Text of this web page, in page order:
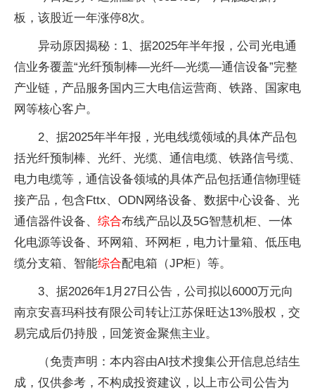
板，该股近一年涨停8次。
异动原因揭秘：1、据2025年半年报，公司光电通
信业务覆盖“光纤预制棒—光纤—光缆—通信设备”完整
产业链，产品服务国内三大电信运营商、铁路、国家电
网等核心客户。
2、据2025年半年报，光电线缆领域的具体产品包
括光纤预制棒、光纤、光缆、通信电缆、铁路信号缆、
电力电缆等，通信设备领域的具体产品包括通信物理链
接产品，包含Fttx、ODN网络设备、数据中心设备、光
通信器件设备、 综合布线产品以及5G智慧机柜、一体
化电源等设备、环网箱、环网柜，电力计量箱、低压电
缆分支箱、智能综合配电箱（JP柜）等。
3、据2026年1月27日公告，公司拟以6000万元向
南京安喜玛科技有限公司转让江苏保旺达13%股权，交
易完成后仍持股，回笼资金聚焦主业。
（免责声明：本内容由AI技术搜集公开信息总结生
成，仅供参考，不构成投资建议，以上市公司公告为